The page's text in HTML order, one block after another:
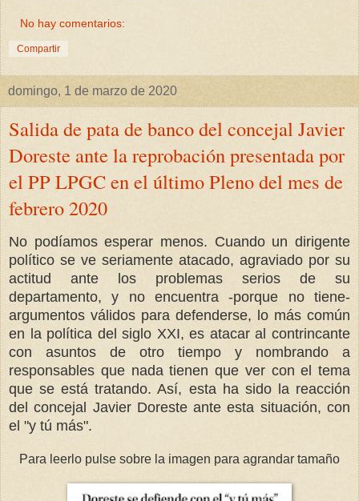
No hay comentarios:
Compartir
domingo, 1 de marzo de 2020
Salida de pata de banco del concejal Javier
Doreste ante la reprobación presentada por
el PP LPGC en el último Pleno del mes de
febrero 2020
No podíamos esperar menos. Cuando un dirigente
político se ve seriamente atacado, agraviado por su
actitud ante los problemas serios de su
departamento, y no encuentra -porque no tiene-
argumentos válidos para defenderse, lo más común
en la política del siglo XXI, es atacar al contrincante
con asuntos de otro tiempo y nombrando a
responsables que nada tienen que ver con el tema
que se está tratando. Así, esta ha sido la reacción
del concejal Javier Doreste ante esta situación, con
el "y tú más".
Para leerlo pulse sobre la imagen para agrandar tamaño